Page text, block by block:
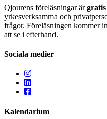
Qjourens föreläsningar är
yrkesverksamma och
frågor. Föreläsningen kommer
att se i efterhand.
Sociala medier
Kalendarium